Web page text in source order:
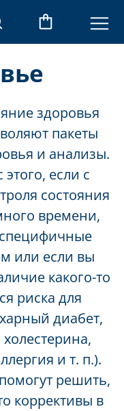
здоровья
пакеты
и анализы.
если с
состояния
времени,
или если вы
какого-то
риска для
диабет,
и т. п.).
решить,
коррективы в